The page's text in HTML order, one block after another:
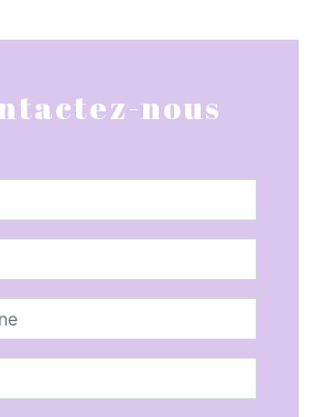
nous